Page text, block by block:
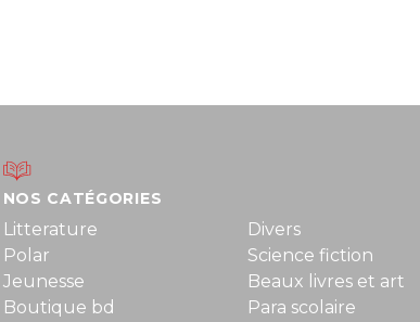
NOS CATÉGORIES
Litterature
Polar
Jeunesse
Boutique bd
Divers
Science fiction
Beaux livres et art
Para scolaire